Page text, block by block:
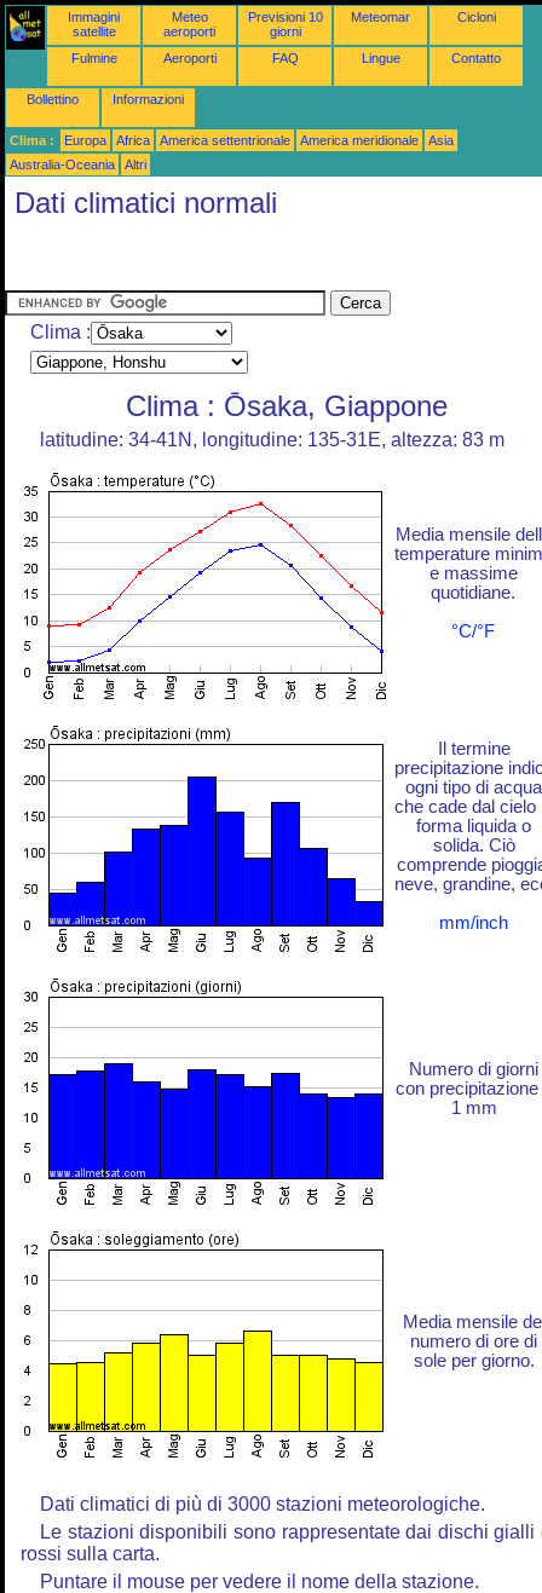
Immagini
satellite
Meteo
aeroporti
Previsioni 10
giorni
Meteomar Cicloni
Fulmine Aeroporti FAQ Lingue Contatto
Bollettino Informazioni
Clima : Europa Africa America settentrionale America meridionale
Asia
Australia-Oceania
Altri
Dati climatici normali
Clima :
Clima : Ōsaka, Giappone
latitudine: 34-41N, longitudine: 135-31E, altezza: 83 m
Media mensile
temperature
e massime
quotidiane.
°C/°F
Il termine
precipitazione
ogni tipo di acqua
che cade dal cielo
forma liquida o
solida. Ciò
comprende
neve, grandine,
mm/inch
Numero di giorni
con precipitazione
1 mm
Media mensile
numero di ore di
sole per giorno.
Dati climatici di più di 3000 stazioni meteorologiche.
Le stazioni disponibili sono rappresentate dai dischi gialli
rossi sulla carta.
Puntare il mouse per vedere il nome della stazione.